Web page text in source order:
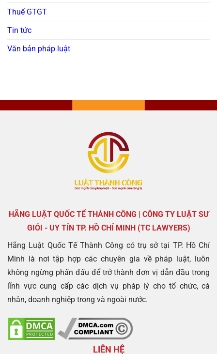
Thuế GTGT
Tin tức
Văn bản pháp luật
HÃNG LUẬT QUỐC TẾ THÀNH CÔNG | CÔNG TY LUẬT SƯ
GIỎI - UY TÍN TP. HỒ CHÍ MINH (TC LAWYERS)
Hãng Luật Quốc Tế Thành Công có trụ sở tại TP. Hồ Chí
Minh là nơi tập hợp các chuyên gia về pháp luật, luôn
không ngừng phấn đấu để trở thành đơn vị dẫn đầu trong
lĩnh vực cung cấp các dịch vụ pháp lý cho tổ chức, cá
nhân, doanh nghiệp trong và ngoài nước.
LIÊN HỆ